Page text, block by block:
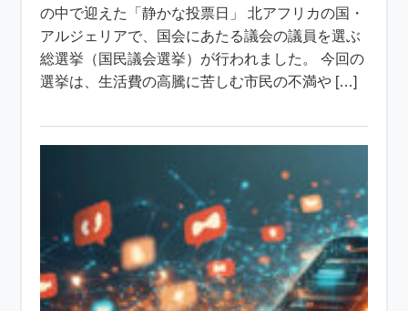
の中で迎えた「静かな投票日」 北アフリカの国・
アルジェリアで、国会にあたる議会の議員を選ぶ
総選挙（国民議会選挙）が行われました。 今回の
選挙は、生活費の高騰に苦しむ市民の不満や […]